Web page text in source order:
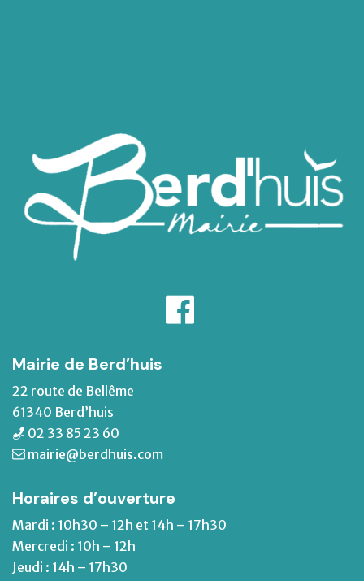
Mairie de Berd’huis
22 route de Bellême
61340 Berd’huis
02 33 85 23 60
mairie@berdhuis.com
Horaires d’ouverture
Mardi : 10h30 – 12h et 14h – 17h30
Mercredi : 10h – 12h
Jeudi : 14h – 17h30